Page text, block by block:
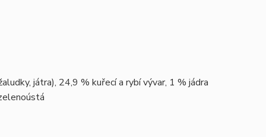
játra), 24,9 % kuřecí a rybí vývar, 1 % jádra